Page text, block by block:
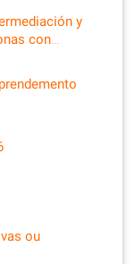
y
con…
ou